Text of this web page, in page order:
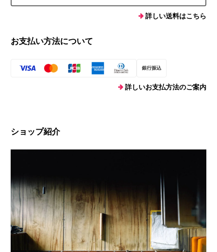
詳しい送料はこちら
お支払い方法について
銀行振込
詳しいお支払方法のご案内
ショップ紹介